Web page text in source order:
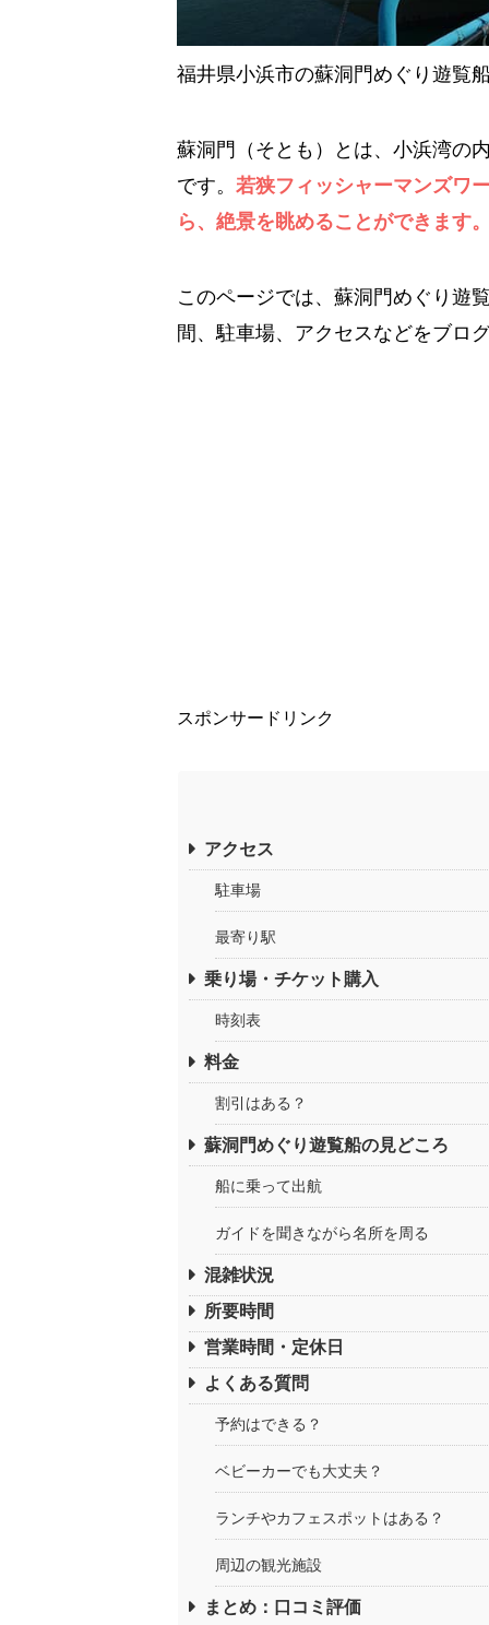
福井県小浜市の蘇洞門めぐり遊覧
蘇洞門（そとも）とは、小浜湾の
です。 若狭フィッシャーマンズワ
ら、絶景を眺めることができます
このページでは、蘇洞門めぐり遊
間、駐車場、アクセスなどをブロ
スポンサードリンク
アクセス
駐車場
最寄り駅
乗り場・チケット購入
時刻表
料金
割引はある？
蘇洞門めぐり遊覧船の見どころ
船に乗って出航
ガイドを聞きながら名所を周る
混雑状況
所要時間
営業時間・定休日
よくある質問
予約はできる？
ベビーカーでも大丈夫？
ランチやカフェスポットはある？
周辺の観光施設
まとめ：口コミ評価